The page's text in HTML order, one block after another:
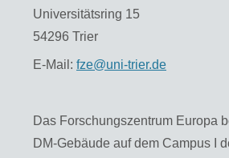
Universitätsring 15
54296 Trier
E-Mail: fze@uni-trier.de
Das Forschungszentrum Europa
DM-Gebäude auf dem Campus I